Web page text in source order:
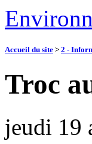
Accueil du site > 2 -
Troc
jeudi 19